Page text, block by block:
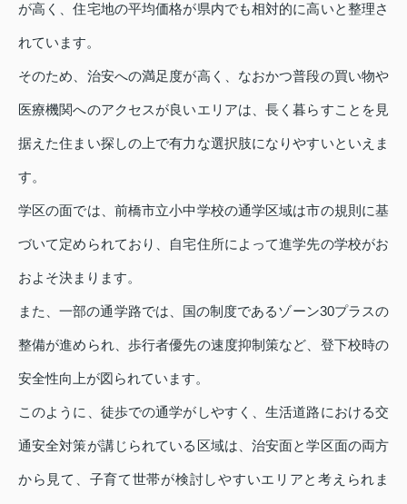
が高く、住宅地の平均価格が県内でも相対的に高いと整理さ
れています。
そのため、治安への満足度が高く、なおかつ普段の買い物や
医療機関へのアクセスが良いエリアは、長く暮らすことを見
据えた住まい探しの上で有力な選択肢になりやすいといえま
す。
学区の面では、前橋市立小中学校の通学区域は市の規則に基
づいて定められており、自宅住所によって進学先の学校がお
およそ決まります。
また、一部の通学路では、国の制度であるゾーン30プラスの
整備が進められ、歩行者優先の速度抑制策など、登下校時の
安全性向上が図られています。
このように、徒歩での通学がしやすく、生活道路における交
通安全対策が講じられている区域は、治安面と学区面の両方
から見て、子育て世帯が検討しやすいエリアと考えられま